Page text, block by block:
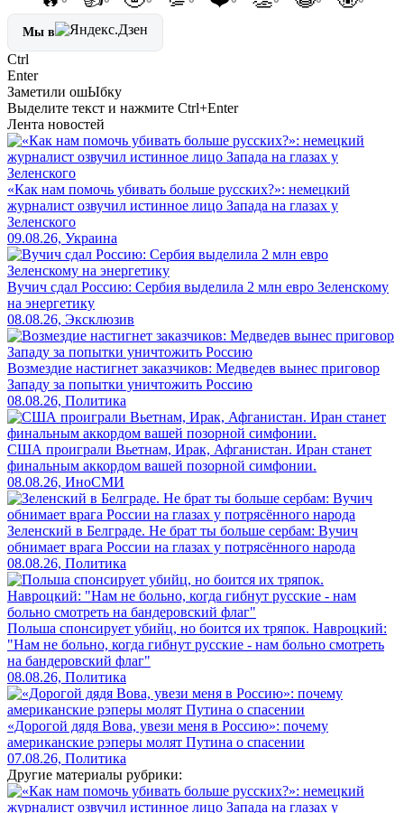
Мы в
Ctrl
Enter
Заметили ошЫбку
Выделите текст и нажмите Ctrl+Enter
Лента новостей
«Как нам помочь убивать больше русских?»: немецкий
журналист озвучил истинное лицо Запада на глазах у
Зеленского
09.08.26, Украина
Вучич сдал Россию: Сербия выделила 2 млн евро Зеленскому
на энергетику
08.08.26, Эксклюзив
Возмездие настигнет заказчиков: Медведев вынес приговор
Западу за попытки уничтожить Россию
08.08.26, Политика
США проиграли Вьетнам, Ирак, Афганистан. Иран станет
финальным аккордом вашей позорной симфонии.
08.08.26, ИноСМИ
Зеленский в Белграде. Не брат ты больше сербам: Вучич
обнимает врага России на глазах у потрясённого народа
08.08.26, Политика
Польша спонсирует убийц, но боится их тряпок. Навроцкий:
"Нам не больно, когда гибнут русские - нам больно смотреть
на бандеровский флаг"
08.08.26, Политика
«Дорогой дядя Вова, увези меня в Россию»: почему
американские рэперы молят Путина о спасении
07.08.26, Политика
Другие материалы рубрики: